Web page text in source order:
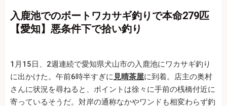
入鹿池でのボートワカサギ釣りで本命279匹
【愛知】悪条件下で拾い釣り
1月15日、2週連続で愛知県犬山市の入鹿池にワカサギ釣り
に出かけた。午前6時半すぎに見晴茶屋に到着。店主の奥村
さんに状況を尋ねると、ポイントは徐々に手前の桟橋付近に
寄っているそうだ。対岸の通称なかやワンドも相変わらず釣